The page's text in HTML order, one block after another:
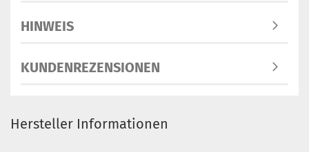
HINWEIS
KUNDENREZENSIONEN
Hersteller Informationen